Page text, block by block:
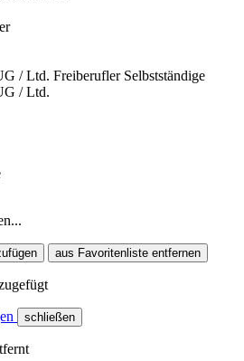
/ Ltd. Freiberufler Selbstständige
/ Ltd.
aus Favoritenliste entfernen
schließen